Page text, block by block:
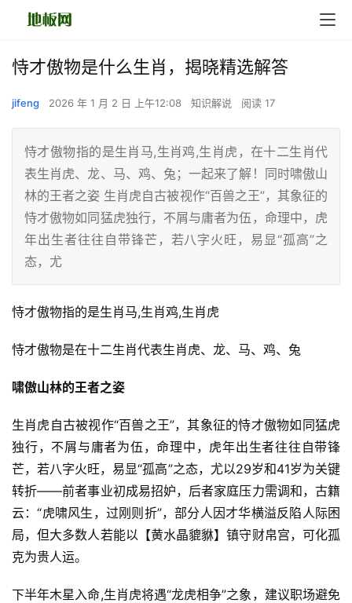
恃才傲物是什么生肖，揭晓精选解答
jifeng 2026 年 1 月 2 日 上午12:08 知识解说 阅读 17
恃才傲物指的是生肖马,生肖鸡,生肖虎，在十二生肖代
表生肖虎、龙、马、鸡、兔；一起来了解！同时啸傲山
林的王者之姿 生肖虎自古被视作“百兽之王”，其象征的
恃才傲物如同猛虎独行，不屑与庸者为伍，命理中，虎
年出生者往往自带锋芒，若八字火旺，易显“孤高”之
态，尤
恃才傲物指的是生肖马,生肖鸡,生肖虎
恃才傲物是在十二生肖代表生肖虎、龙、马、鸡、兔
啸傲山林的王者之姿
生肖虎自古被视作“百兽之王”，其象征的恃才傲物如同猛虎
独行，不屑与庸者为伍，命理中，虎年出生者往往自带锋
芒，若八字火旺，易显“孤高”之态，尤以29岁和41岁为关键
转折——前者事业初成易招妒，后者家庭压力需调和，古籍
云：“虎啸风生，过刚则折”，部分人因才华横溢反陷人际困
局，但大多数人若能以【黄水晶貔貅】镇守财帛宫，可化孤
克为贵人运。
下半年木星入命,生肖虎将遇“龙虎相争”之象，建议职场避免